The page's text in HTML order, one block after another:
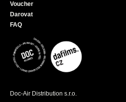
Voucher
Darovat
FAQ
Doc-Air Distribution s.r.o.